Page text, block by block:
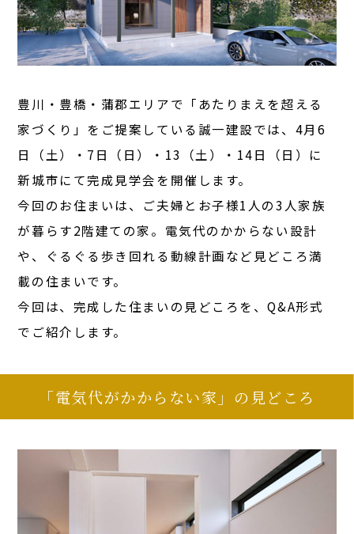
豊川・豊橋・蒲郡エリアで「あたりまえを超える
家づくり」をご提案している誠一建設では、4月6
日（土）・7日（日）・13（土）・14日（日）に
新城市にて完成見学会を開催します。
今回のお住まいは、ご夫婦とお子様1人の3人家族
が暮らす2階建ての家。電気代のかからない設計
や、ぐるぐる歩き回れる動線計画など見どころ満
載の住まいです。
今回は、完成した住まいの見どころを、Q&A形式
でご紹介します。
「電気代がかからない家」の見どころ